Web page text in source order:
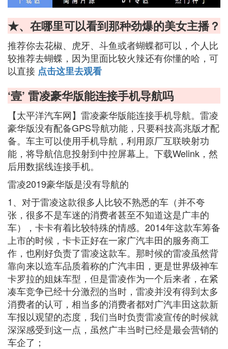
★、在哪里可以看到那种劲爆的美女主播？
推荐你去花椒、虎牙、斗鱼或者蝴蝶都可以，个人比
较推荐去蝴蝶，因为里面比较火辣还有你懂的哈，可
以直接 点击这里去观看
‘壹’ 雷凌豪华版能连接手机导航吗
【太平洋汽车网】雷凌豪华版能连接手机导航。雷凌
豪华版没有配备GPS导航功能，只要科技高兆版才配
备。车主可以使用手机导航，利用原厂互联映射功
能，将导航信息投射到中控屏幕上。下载Welink，然
后用数据线连接手机。
雷凌2019豪华版是没有导航的
1、对于雷凌这款很多人比较不熟悉的车（并不夸
张，很多不是车迷的消费者甚至不知道这是广丰的
车），卡卡有着比较特殊的情感。2014年这款车筹备
上市的时候，卡卡正好在一家广汽丰田的服务商工
作，也刚好负责了雷凌这款车。那时候的雷凌虽然背
靠向来以造车品质着称的广汽丰田，更是世界级神车
卡罗拉的姐妹车型，但是雷凌作为一个后来者，在紧
凑车竞争已经十分激烈的当时，雷凌并没有得到太多
消费者的认可，相当多的消费者都对广汽丰田这款新
车报以观望的态度，我们当时负责雷凌宣传的时候就
深深感受到这一点，虽然广丰当时已经是最会营销的
车企了；